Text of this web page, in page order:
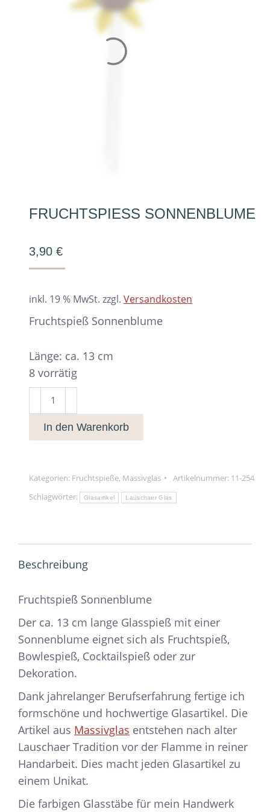
FRUCHTSPIESS SONNENBLUME
3,90 €
inkl. 19 % MwSt. zzgl. Versandkosten
Fruchtspieß Sonnenblume
Länge: ca. 13 cm
8 vorrätig
Fruchtspieß
Sonnenblume
Menge
In den Warenkorb
Kategorien: Fruchtspieße, Massivglas Artikelnummer: 11-254
Schlagwörter:
Glasartikel Lauschaer Glas
Beschreibung
Fruchtspieß Sonnenblume
Der ca. 13 cm lange Glasspieß mit einer
Sonnenblume eignet sich als Fruchtspieß,
Bowlespieß, Cocktailspieß oder zur
Dekoration.
Dank jahrelanger Berufserfahrung fertige ich
formschöne und hochwertige Glasartikel. Die
Artikel aus Massivglas entstehen nach alter
Lauschaer Tradition vor der Flamme in reiner
Handarbeit. Dies macht jeden Glasartikel zu
einem Unikat.
Die farbigen Glasstäbe für mein Handwerk